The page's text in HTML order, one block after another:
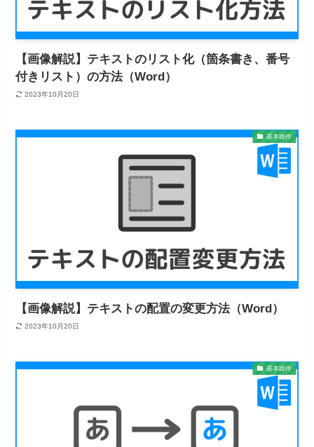
【画像解説】​テキストのリスト化（箇条書き、番号
付きリスト）の方法（Word）
2023年10月20日
基本操作
【画像解説】テキストの配置の変更方法（Word）
2023年10月20日
基本操作